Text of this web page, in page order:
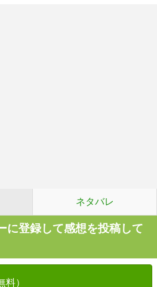
ネタバレ
に登録して感想を投稿して
）